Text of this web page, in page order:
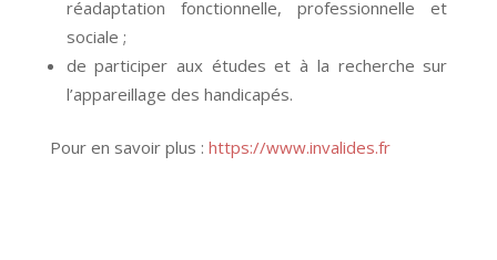
réadaptation fonctionnelle, professionnelle et
sociale ;
de participer aux études et à la recherche sur
l’appareillage des handicapés.
Pour en savoir plus : https://www.invalides.fr